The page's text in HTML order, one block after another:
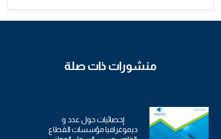
منشورات ذات صلة
إحصائيات حول عدد و
ديموغرافيا مؤسسات القطاع